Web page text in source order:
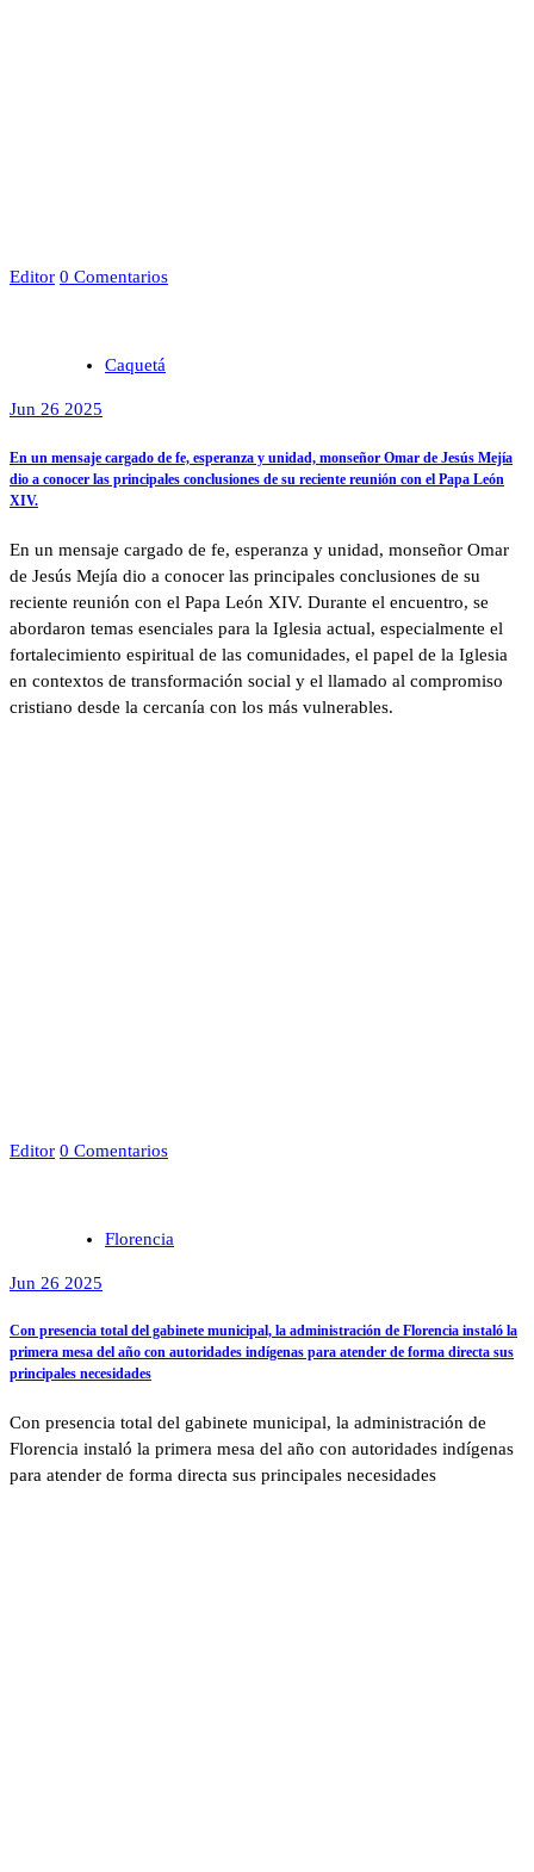
Editor 0 Comentarios
Caquetá
Jun 26 2025
En un mensaje cargado de fe, esperanza y unidad, monseñor Omar de Jesús Mejía
dio a conocer las principales conclusiones de su reciente reunión con el Papa León
XIV.
En un mensaje cargado de fe, esperanza y unidad, monseñor Omar
de Jesús Mejía dio a conocer las principales conclusiones de su
reciente reunión con el Papa León XIV. Durante el encuentro, se
abordaron temas esenciales para la Iglesia actual, especialmente el
fortalecimiento espiritual de las comunidades, el papel de la Iglesia
en contextos de transformación social y el llamado al compromiso
cristiano desde la cercanía con los más vulnerables.
Editor 0 Comentarios
Florencia
Jun 26 2025
Con presencia total del gabinete municipal, la administración de Florencia instaló la
primera mesa del año con autoridades indígenas para atender de forma directa sus
principales necesidades
Con presencia total del gabinete municipal, la administración de
Florencia instaló la primera mesa del año con autoridades indígenas
para atender de forma directa sus principales necesidades